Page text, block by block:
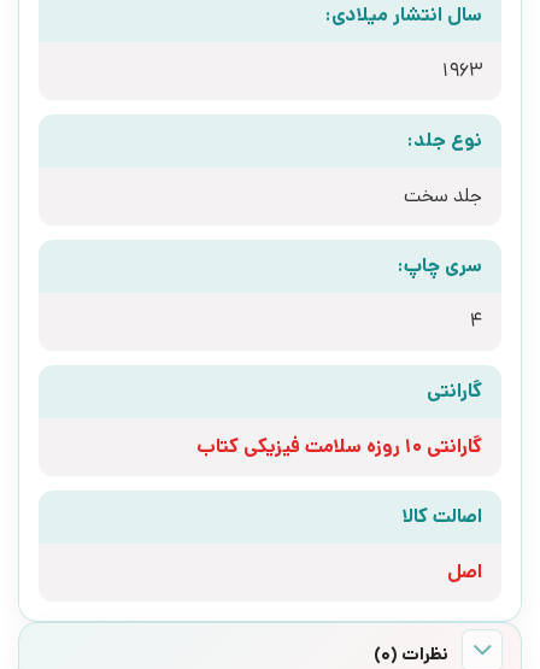
سال انتشار میلادی:
1963
نوع جلد:
جلد سخت
سری چاپ:
4
گارانتی
گارانتی 10 روزه سلامت فیزیکی کتاب
اصالت کالا
اصل
نظرات (0)